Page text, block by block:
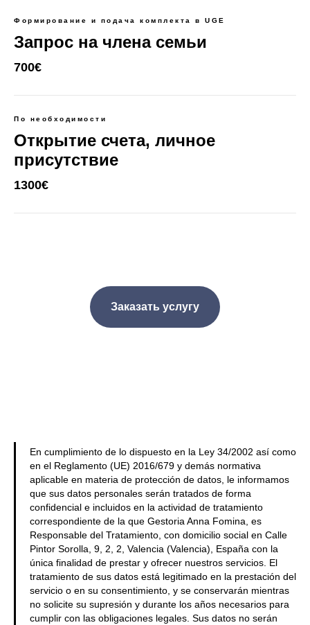
Формирование и подача комплекта в UGE
Запрос на члена семьи
700€
По необходимости
Открытие счета, личное
присутствие
1300€
Заказать услугу
En cumplimiento de lo dispuesto en la Ley 34/2002 así como
en el Reglamento (UE) 2016/679 y demás normativa
aplicable en materia de protección de datos, le informamos
que sus datos personales serán tratados de forma
confidencial e incluidos en la actividad de tratamiento
correspondiente de la que Gestoria Anna Fomina, es
Responsable del Tratamiento, con domicilio social en Calle
Pintor Sorolla, 9, 2, 2, Valencia (Valencia), España con la
única finalidad de prestar y ofrecer nuestros servicios. El
tratamiento de sus datos está legitimado en la prestación del
servicio o en su consentimiento, y se conservarán mientras
no solicite su supresión y durante los años necesarios para
cumplir con las obligaciones legales. Sus datos no serán